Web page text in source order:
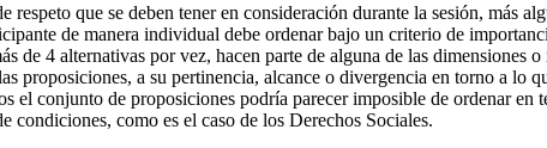
respeto que se deben tener en consideración durante la sesión, más
de manera individual debe ordenar bajo un criterio de
de 4 alternativas por vez, hacen parte de alguna de las
proposiciones, a su pertinencia, alcance o divergencia en torno a
el conjunto de proposiciones podría parecer imposible de ordenar
condiciones, como es el caso de los Derechos Sociales.